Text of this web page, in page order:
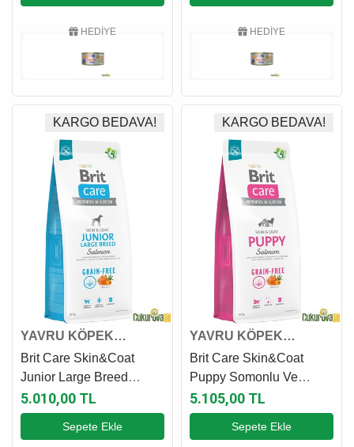
HEDİYE HEDİYE
KARGO BEDAVA!
YAVRU KÖPEK
MAMASI
Brit Care Skin&Coat
Junior Large Breed
Somonlu Yavru Köpek
Maması 12 Kg
5.010,00 TL
Sepete Ekle
KARGO BEDAVA!
YAVRU KÖPEK
MAMASI
Brit Care Skin&Coat
Puppy Somonlu Ve
Patatesli Yavru Köpek
Maması 12 Kg
5.105,00 TL
Sepete Ekle